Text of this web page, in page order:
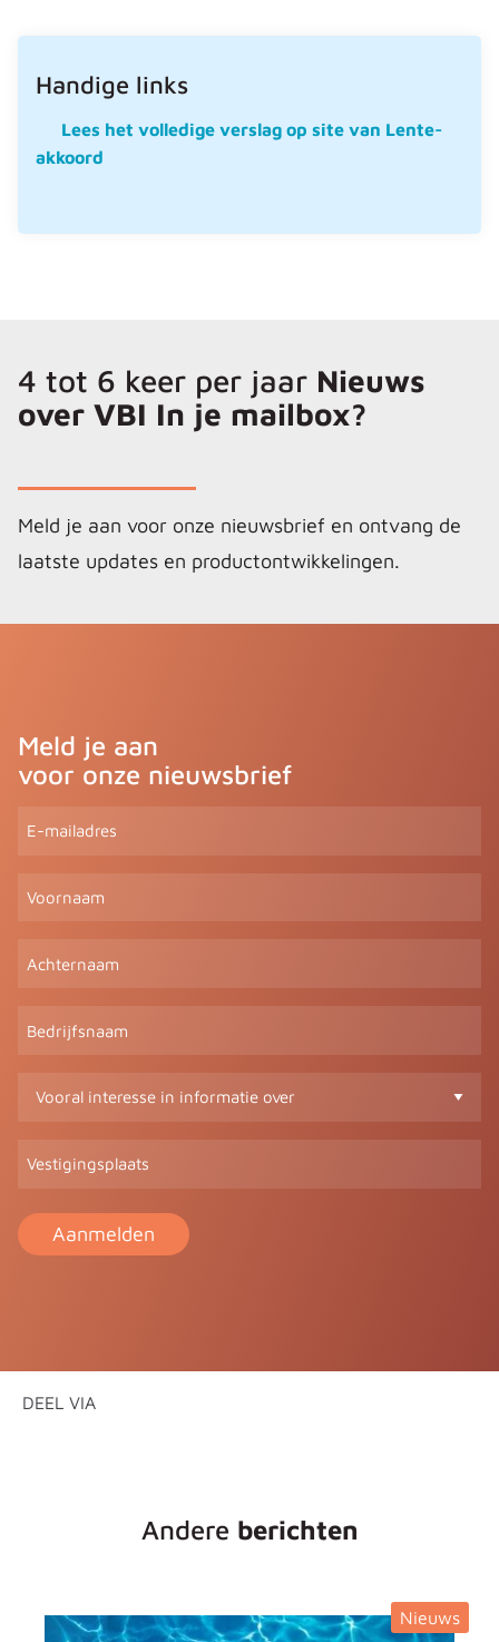
Handige links
Lees het volledige verslag op site van Lente-
akkoord
4 tot 6 keer per jaar Nieuws
over VBI In je mailbox?
Meld je aan voor onze nieuwsbrief en ontvang de
laatste updates en productontwikkelingen.
Meld je aan
voor onze nieuwsbrief
E-
Voornaam
Achternaam
Bedrijfsnaam
Vooral
over
(Vereist)
Vestigingsplaats
DEEL VIA
Andere berichten
Nieuws